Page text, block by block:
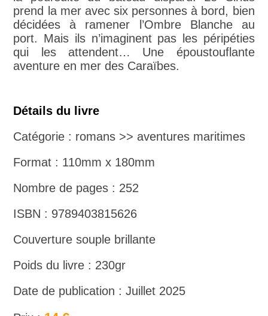
prend la mer avec six personnes à bord, bien
décidées à ramener l’Ombre Blanche au
port. Mais ils n’imaginent pas les péripéties
qui les attendent… Une époustouflante
aventure en mer des Caraïbes.
Détails du livre
Catégorie : romans >> aventures maritimes
Format : 110mm x 180mm
Nombre de pages : 252
ISBN : 9789403815626
Couverture souple brillante
Poids du livre : 230gr
Date de publication : Juillet 2025